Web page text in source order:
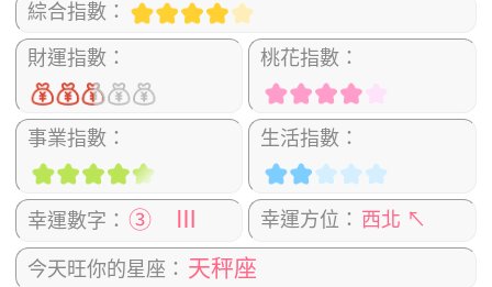
綜合指數：
財運指數： 桃花指數：
事業指數： 生活指數：
幸運數字： ③ Ⅲ 幸運方位： 西北 ↖
今天旺你的星座： 天秤座